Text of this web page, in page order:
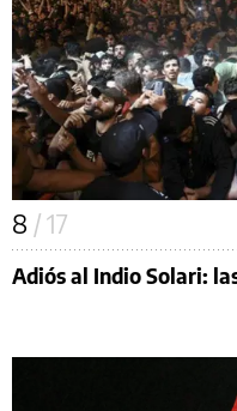
8 / 17
Adiós al Indio Solari: